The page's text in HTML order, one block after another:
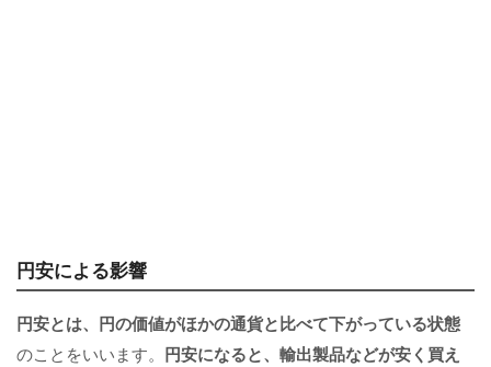
円安による影響
円安とは、円の価値がほかの通貨と比べて下がっている状態
のことをいいます。 円安になると、輸出製品などが安く買え